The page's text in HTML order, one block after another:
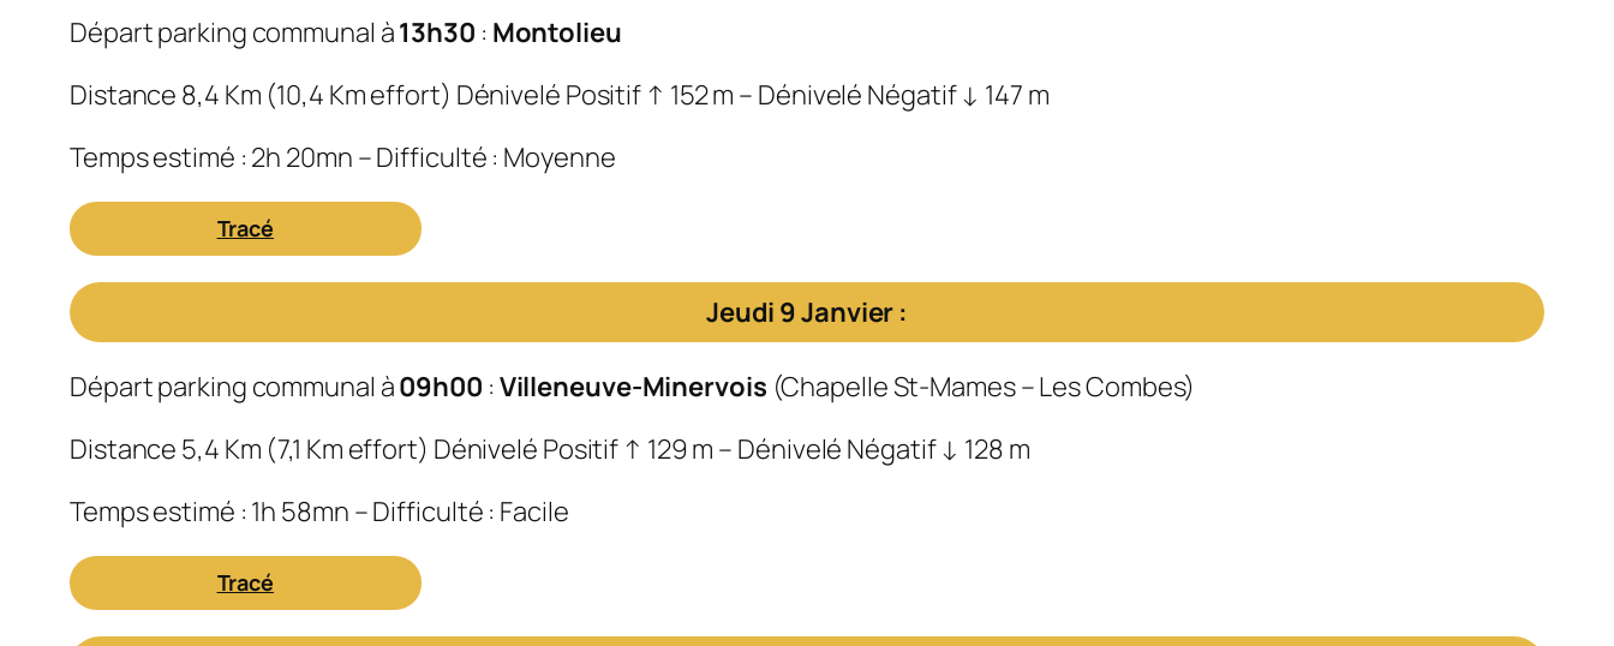
Départ parking communal à13h30 : Montolieu
Distance 8,4 Km (10,4 Km effort) Dénivelé Positif ↑ 152 m – Dénivelé Négatif ↓ 147 m
Temps estimé : 2h 20mn – Difficulté : Moyenne
Tracé
Jeudi 9 Janvier :
Départ parking communal à09h00 : Villeneuve-Minervois (Chapelle St-Mames – Les Combes)
Distance 5,4 Km (7,1 Km effort) Dénivelé Positif ↑ 129 m – Dénivelé Négatif ↓ 128 m
Temps estimé : 1h 58mn – Difficulté : Facile
Tracé